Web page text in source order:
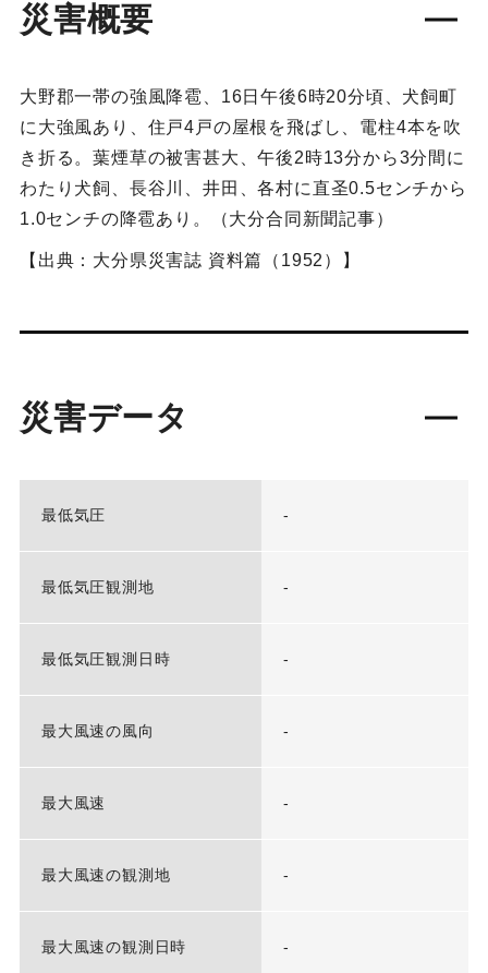
災害概要
大野郡一帯の強風降雹、16日午後6時20分頃、犬飼町
に大強風あり、住戸4戸の屋根を飛ばし、電柱4本を吹
き折る。葉煙草の被害甚大、午後2時13分から3分間に
わたり犬飼、長谷川、井田、各村に直圣0.5センチから
1.0センチの降雹あり。（大分合同新聞記事）
【出典：大分県災害誌 資料篇（1952）】
災害データ
最低気圧 -
最低気圧観測地 -
最低気圧観測日時 -
最大風速の風向 -
最大風速 -
最大風速の観測地 -
最大風速の観測日時 -